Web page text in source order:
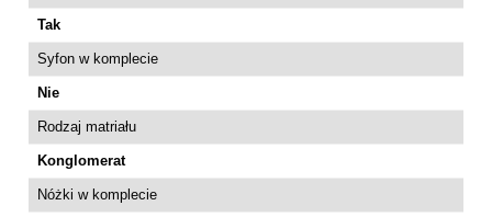
Tak
Syfon w komplecie
Nie
Rodzaj matriału
Konglomerat
Nóżki w komplecie